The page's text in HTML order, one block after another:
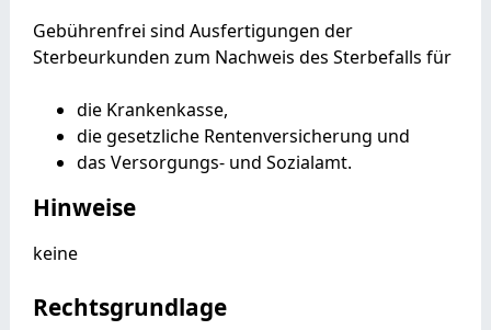
Gebührenfrei sind Ausfertigungen der
Sterbeurkunden zum Nachweis des Sterbefalls für
die Krankenkasse,
die gesetzliche Rentenversicherung und
das Versorgungs- und Sozialamt.
Hinweise
keine
Rechtsgrundlage